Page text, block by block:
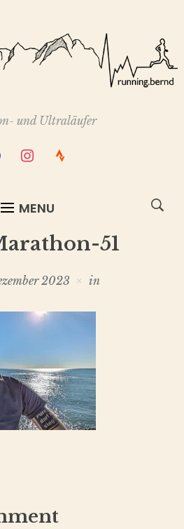
und Ultraläufer
instagram
strava
MENU
51
2023 in